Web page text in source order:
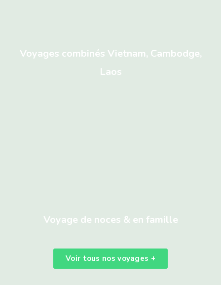
Voyages combinés Vietnam, Cambodge,
Laos
Voyage de noces & en famille
Voir tous nos voyages +